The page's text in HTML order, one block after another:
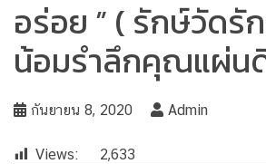
อร่อย ” ( รักษ์วัดรั
น้อมรำลึกคุณแผ่น
กันยายน 8, 2020 Admin
Views: 2,633